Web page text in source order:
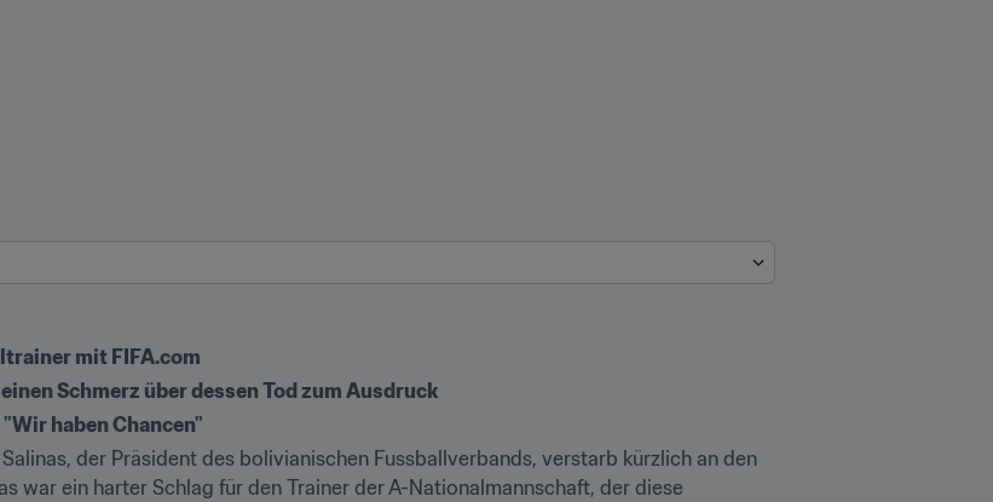
mit FIFA.com
Schmerz über dessen Tod zum Ausdruck
haben Chancen"
der Präsident des bolivianischen Fussballverbands, verstarb kürzlich an den
war ein harter Schlag für den Trainer der A-Nationalmannschaft, der diese